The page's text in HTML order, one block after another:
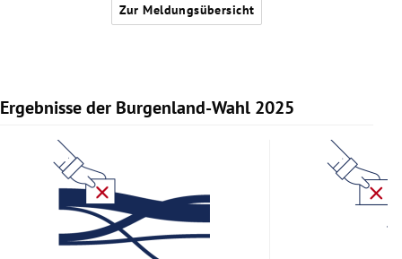
Zur Meldungsübersicht
Ergebnisse der Burgenland-Wahl 2025
Slide 1 von 11